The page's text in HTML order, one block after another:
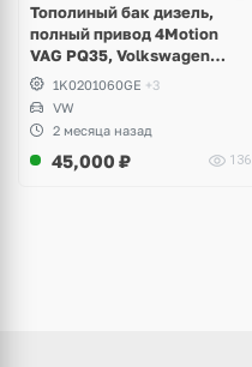
Тополиный бак дизель,
полный привод 4Motion
VAG PQ35, Volkswagen
Scirocco, Golf V, VI, Skoda
Yeti, Octavia A5, Superb,
Audi A3, Seat Altea
1K0201060GE +3
VW
2 месяца назад
45,000 ₽ 136